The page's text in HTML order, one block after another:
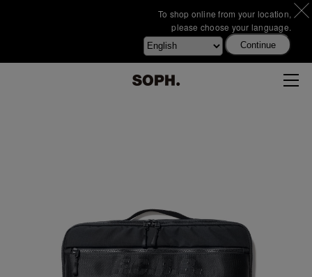
To shop online from your location,
please choose your language.
Continue